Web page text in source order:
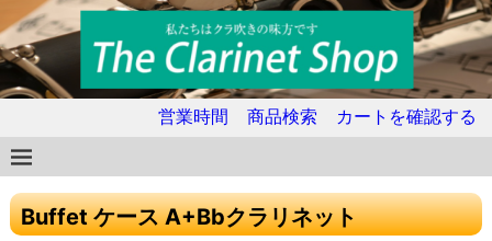
営業時間 商品検索 カートを確認する
Buffet ケース A+Bbクラリネット